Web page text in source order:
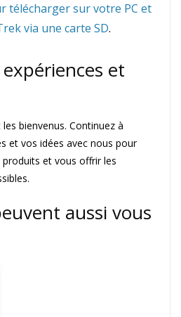
télécharger sur votre PC et
via une carte SD.
et
bienvenus. Continuez à
et vos idées avec nous pour
et vous offrir les
aussi vous